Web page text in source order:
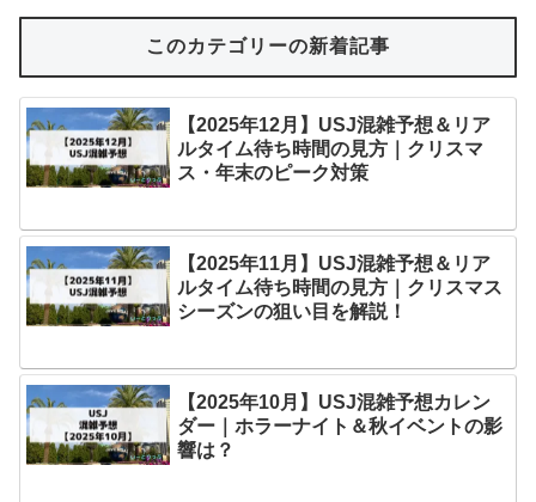
このカテゴリーの新着記事
【2025年12月】USJ混雑予想＆リア
ルタイム待ち時間の見方｜クリスマ
ス・年末のピーク対策
【2025年11月】USJ混雑予想＆リア
ルタイム待ち時間の見方｜クリスマス
シーズンの狙い目を解説！
【2025年10月】USJ混雑予想カレン
ダー｜ホラーナイト＆秋イベントの影
響は？